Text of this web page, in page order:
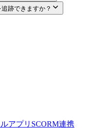
跡できますか？
アプリ SCORM連携